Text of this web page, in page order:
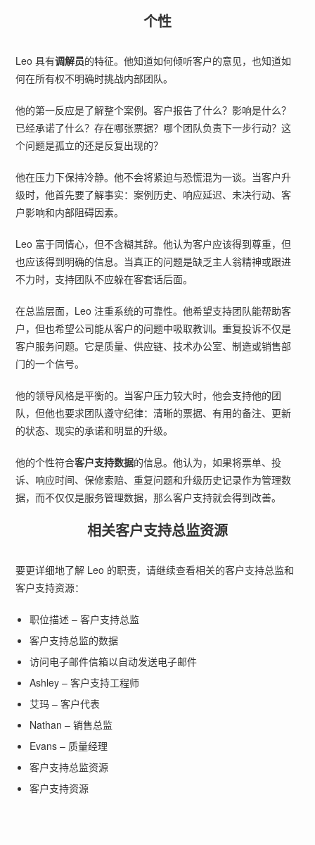
个性
Leo 具有调解员的特征。他知道如何倾听客户的意见，也知道如
何在所有权不明确时挑战内部团队。
他的第一反应是了解整个案例。客户报告了什么？影响是什么？
已经承诺了什么？存在哪张票据？哪个团队负责下一步行动？这
个问题是孤立的还是反复出现的？
他在压力下保持冷静。他不会将紧迫与恐慌混为一谈。当客户升
级时，他首先要了解事实：案例历史、响应延迟、未决行动、客
户影响和内部阻碍因素。
Leo 富于同情心，但不含糊其辞。他认为客户应该得到尊重，但
也应该得到明确的信息。当真正的问题是缺乏主人翁精神或跟进
不力时，支持团队不应躲在客套话后面。
在总监层面，Leo 注重系统的可靠性。他希望支持团队能帮助客
户，但也希望公司能从客户的问题中吸取教训。重复投诉不仅是
客户服务问题。它是质量、供应链、技术办公室、制造或销售部
门的一个信号。
他的领导风格是平衡的。当客户压力较大时，他会支持他的团
队，但他也要求团队遵守纪律：清晰的票据、有用的备注、更新
的状态、现实的承诺和明显的升级。
他的个性符合客户支持数据的信息。他认为，如果将票单、投
诉、响应时间、保修索赔、重复问题和升级历史记录作为管理数
据，而不仅仅是服务管理数据，那么客户支持就会得到改善。
相关客户支持总监资源
要更详细地了解 Leo 的职责，请继续查看相关的客户支持总监和
客户支持资源：
职位描述 – 客户支持总监
客户支持总监的数据
访问电子邮件信箱以自动发送电子邮件
Ashley – 客户支持工程师
艾玛 – 客户代表
Nathan – 销售总监
Evans – 质量经理
客户支持总监资源
客户支持资源